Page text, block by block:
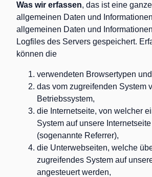
Was wir erfassen, das ist eine
allgemeinen Daten und
allgemeinen Daten und
Logfiles des Servers gespeichert.
können die
verwendeten Browsertypen
das vom zugreifenden System
Betriebssystem,
die Internetseite, von welcher
System auf unsere
(sogenannte Referrer),
die Unterwebseiten, welche
zugreifendes System auf
angesteuert werden,